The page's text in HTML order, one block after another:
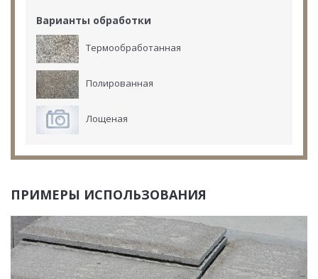
Варианты обработки
Термообработанная
Полированная
Лощеная
ПРИМЕРЫ ИСПОЛЬЗОВАНИЯ